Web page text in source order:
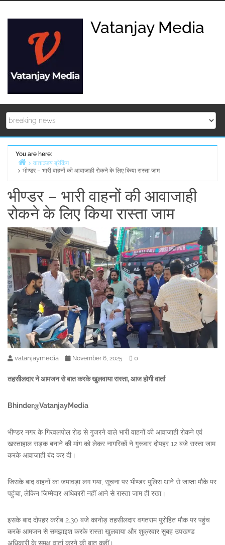
Vatanjay Media
You are here:
Home
वाताञ्जय ब्रेकिंग
भीण्डर – भारी वाहनों की आवाजाही रोकने के लिए किया रास्ता जाम
भीण्डर – भारी वाहनों की आवाजाही
रोकने के लिए किया रास्ता जाम
vatanjaymedia November 6, 2025 0
तहसीलदार ने आमजन से बात करके खुलवाया रास्ता, आज होगी वार्ता
Bhinder@VatanjayMedia
भीण्डर नगर के गिरवलपोल रोड से गुजरने वाले भारी वाहनों की आवाजाही रोकने एवं
खस्ताहाल सड़क बनाने की मांग को लेकर नागरिकों ने गुरूवार दोपहर 12 बजे रास्ता जाम
करके आवाजाही बंद कर दी।
जिसके बाद वाहनों का जमावड़ा लग गया, सूचना पर भीण्डर पुलिस थाने से जाप्ता मौके पर
पहुंचा, लेकिन जिम्मेदार अधिकारी नहीं आने से रास्ता जाम ही रखा।
इसके बाद दोपहर करीब 2.30 बजे कानोड़ तहसीलदार वगतराम पुरोहित मौक पर पहुंच
करके आमजन से समझाइश करके रास्ता खुलवाया और शुक्रवार सुबह उपखण्ड
अधिकारी के समक्ष वार्ता करने की बात कहीं।